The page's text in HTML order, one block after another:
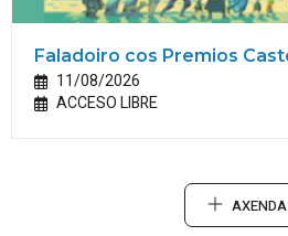
Faladoiro cos Premios
11/08/2026
ACCESO LIBRE
AXENDA